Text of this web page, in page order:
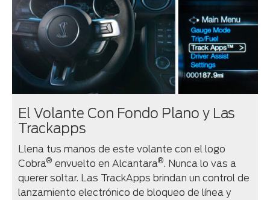
El Volante Con Fondo Plano y Las
Trackapps
Llena tus manos de este volante con el logo
Cobra® envuelto en Alcantara®. Nunca lo vas a
querer soltar. Las TrackApps brindan un control de
lanzamiento electrónico de bloqueo de línea y